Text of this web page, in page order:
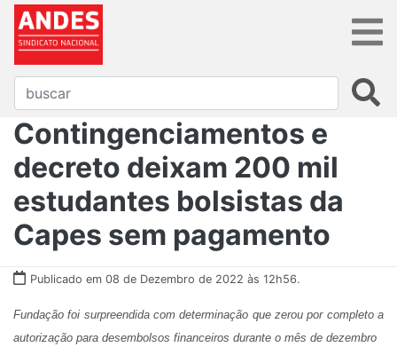
Contingenciamentos e
decreto deixam 200 mil
estudantes bolsistas da
Capes sem pagamento
Publicado em 08 de Dezembro de 2022 às 12h56.
Fundação foi surpreendida com determinação que zerou por completo a
autorização para desembolsos financeiros durante o mês de dezembro